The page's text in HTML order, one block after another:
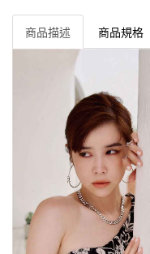
商品描述 商品規格